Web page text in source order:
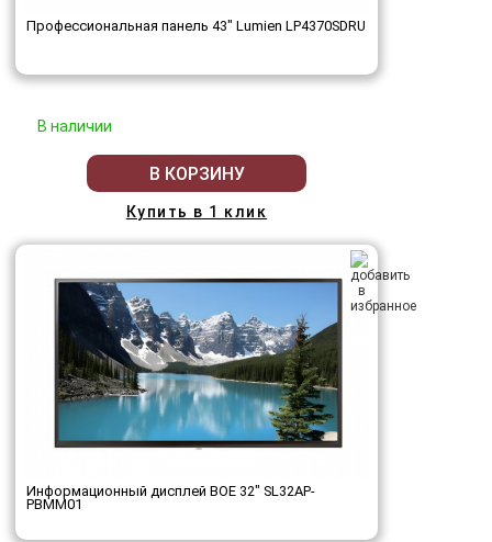
Профессиональная панель 43" Lumien LP4370SDRU
В наличии
В КОРЗИНУ
Купить в 1 клик
Информационный дисплей BOE 32" SL32AP-
PBMM01